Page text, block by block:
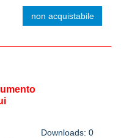
non acquistabile
Downloads: 0